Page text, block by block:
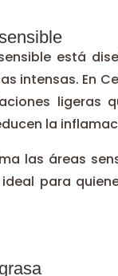
está
intensas. En
ligeras
la
las áreas
para